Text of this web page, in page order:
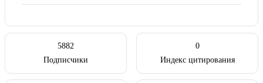
5882
Подписчики
0
Индекс цитирования